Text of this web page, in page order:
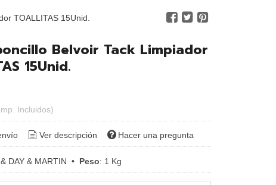
TOALLITAS 15Unid.
Belvoir Tack Limpiador
15Unid.
Incluidos)
Ver descripción Hacer una pregunta
DAY & MARTIN • Peso: 1 Kg